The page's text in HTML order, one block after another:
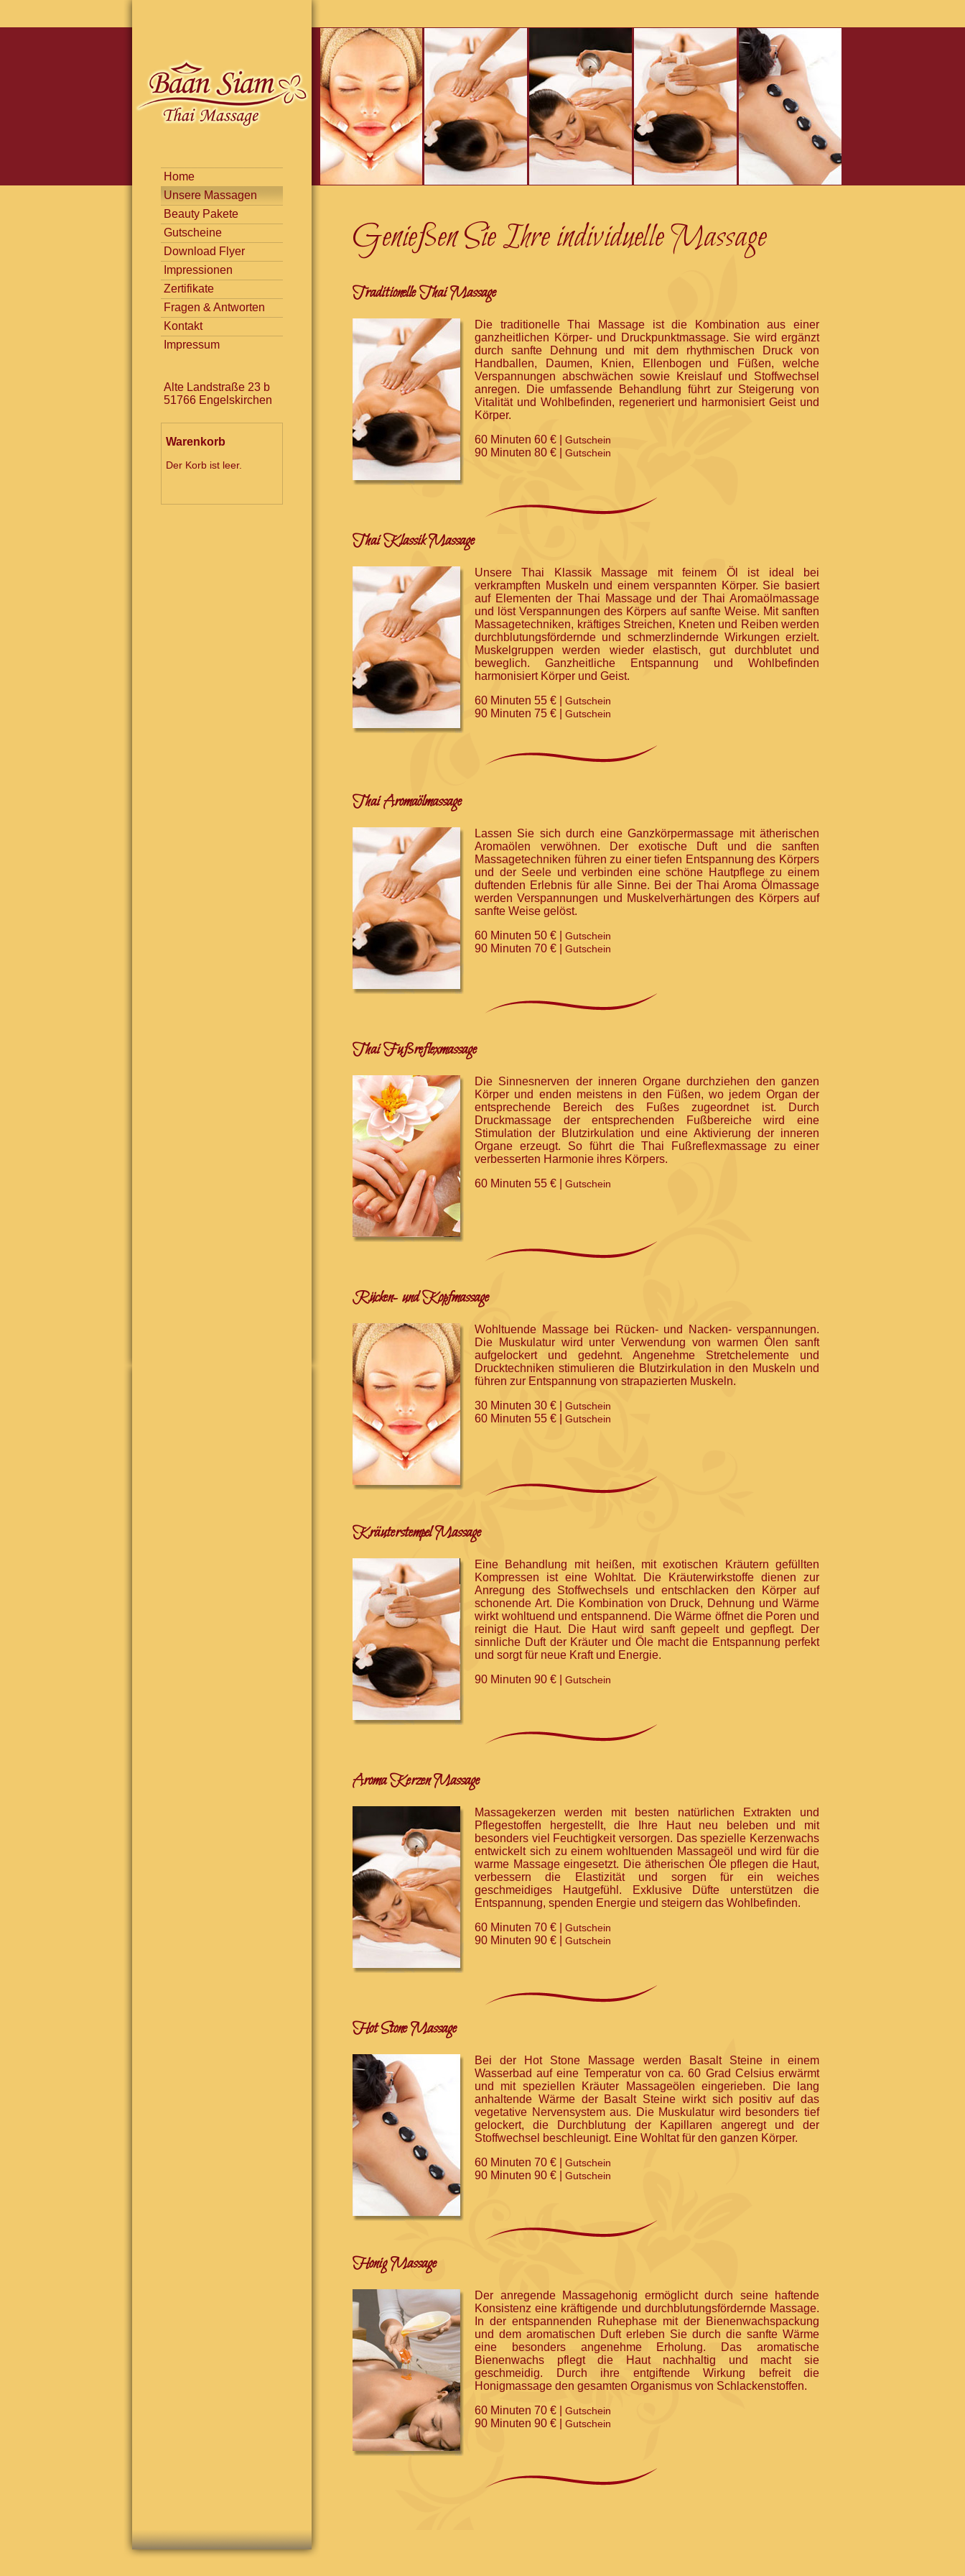
Home
Unsere Massagen
Beauty Pakete
Gutscheine
Download Flyer
Impressionen
Zertifikate
Fragen & Antworten
Kontakt
Impressum
Alte Landstraße 23 b
51766 Engelskirchen
Warenkorb
Der Korb ist leer.
Genießen Sie Ihre individuelle Massage
Traditionelle Thai Massage
Die traditionelle Thai Massage ist die Kombination aus einer
ganzheitlichen Körper- und Druckpunktmassage. Sie wird ergänzt
durch sanfte Dehnung und mit dem rhythmischen Druck von
Handballen, Daumen, Knien, Ellenbogen und Füßen, welche
Verspannungen abschwächen sowie Kreislauf und Stoffwechsel
anregen. Die umfassende Behandlung führt zur Steigerung von
Vitalität und Wohlbefinden, regeneriert und harmonisiert Geist und
Körper.
60 Minuten 60 € | Gutschein
90 Minuten 80 € | Gutschein
Thai Klassik Massage
Unsere Thai Klassik Massage mit feinem Öl ist ideal bei
verkrampften Muskeln und einem verspannten Körper. Sie basiert
auf Elementen der Thai Massage und der Thai Aromaölmassage
und löst Verspannungen des Körpers auf sanfte Weise. Mit sanften
Massagetechniken, kräftiges Streichen, Kneten und Reiben werden
durchblutungsfördernde und schmerzlindernde Wirkungen erzielt.
Muskelgruppen werden wieder elastisch, gut durchblutet und
beweglich. Ganzheitliche Entspannung und Wohlbefinden
harmonisiert Körper und Geist.
60 Minuten 55 € | Gutschein
90 Minuten 75 € | Gutschein
Thai Aromaölmassage
Lassen Sie sich durch eine Ganzkörpermassage mit ätherischen
Aromaölen verwöhnen. Der exotische Duft und die sanften
Massagetechniken führen zu einer tiefen Entspannung des Körpers
und der Seele und verbinden eine schöne Hautpflege zu einem
duftenden Erlebnis für alle Sinne. Bei der Thai Aroma Ölmassage
werden Verspannungen und Muskelverhärtungen des Körpers auf
sanfte Weise gelöst.
60 Minuten 50 € | Gutschein
90 Minuten 70 € | Gutschein
Thai Fußreflexmassage
Die Sinnesnerven der inneren Organe durchziehen den ganzen
Körper und enden meistens in den Füßen, wo jedem Organ der
entsprechende Bereich des Fußes zugeordnet ist. Durch
Druckmassage der entsprechenden Fußbereiche wird eine
Stimulation der Blutzirkulation und eine Aktivierung der inneren
Organe erzeugt. So führt die Thai Fußreflexmassage zu einer
verbesserten Harmonie ihres Körpers.
60 Minuten 55 € | Gutschein
Rücken- und Kopfmassage
Wohltuende Massage bei Rücken- und Nacken- verspannungen.
Die Muskulatur wird unter Verwendung von warmen Ölen sanft
aufgelockert und gedehnt. Angenehme Stretchelemente und
Drucktechniken stimulieren die Blutzirkulation in den Muskeln und
führen zur Entspannung von strapazierten Muskeln.
30 Minuten 30 € | Gutschein
60 Minuten 55 € | Gutschein
Kräuterstempel Massage
Eine Behandlung mit heißen, mit exotischen Kräutern gefüllten
Kompressen ist eine Wohltat. Die Kräuterwirkstoffe dienen zur
Anregung des Stoffwechsels und entschlacken den Körper auf
schonende Art. Die Kombination von Druck, Dehnung und Wärme
wirkt wohltuend und entspannend. Die Wärme öffnet die Poren und
reinigt die Haut. Die Haut wird sanft gepeelt und gepflegt. Der
sinnliche Duft der Kräuter und Öle macht die Entspannung perfekt
und sorgt für neue Kraft und Energie.
90 Minuten 90 € | Gutschein
Aroma Kerzen Massage
Massagekerzen werden mit besten natürlichen Extrakten und
Pflegestoffen hergestellt, die Ihre Haut neu beleben und mit
besonders viel Feuchtigkeit versorgen. Das spezielle Kerzenwachs
entwickelt sich zu einem wohltuenden Massageöl und wird für die
warme Massage eingesetzt. Die ätherischen Öle pflegen die Haut,
verbessern die Elastizität und sorgen für ein weiches
geschmeidiges Hautgefühl. Exklusive Düfte unterstützen die
Entspannung, spenden Energie und steigern das Wohlbefinden.
60 Minuten 70 € | Gutschein
90 Minuten 90 € | Gutschein
Hot Stone Massage
Bei der Hot Stone Massage werden Basalt Steine in einem
Wasserbad auf eine Temperatur von ca. 60 Grad Celsius erwärmt
und mit speziellen Kräuter Massageölen eingerieben. Die lang
anhaltende Wärme der Basalt Steine wirkt sich positiv auf das
vegetative Nervensystem aus. Die Muskulatur wird besonders tief
gelockert, die Durchblutung der Kapillaren angeregt und der
Stoffwechsel beschleunigt. Eine Wohltat für den ganzen Körper.
60 Minuten 70 € | Gutschein
90 Minuten 90 € | Gutschein
Honig Massage
Der anregende Massagehonig ermöglicht durch seine haftende
Konsistenz eine kräftigende und durchblutungsfördernde Massage.
In der entspannenden Ruhephase mit der Bienenwachspackung
und dem aromatischen Duft erleben Sie durch die sanfte Wärme
eine besonders angenehme Erholung. Das aromatische
Bienenwachs pflegt die Haut nachhaltig und macht sie
geschmeidig. Durch ihre entgiftende Wirkung befreit die
Honigmassage den gesamten Organismus von Schlackenstoffen.
60 Minuten 70 € | Gutschein
90 Minuten 90 € | Gutschein